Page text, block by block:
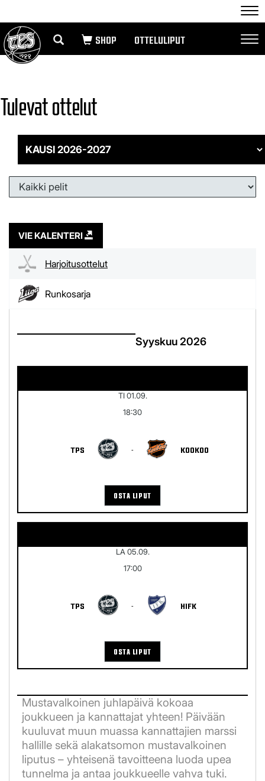
OTTELULIPUT
Tulevat ottelut
VIE KALENTERI
Harjoitusottelut
Runkosarja
Syyskuu 2026
TI 01.09.
18:30
TPS - KOOKOO
OSTA LIPUT
LA 05.09.
17:00
TPS - HIFK
OSTA LIPUT
Mustavalkoinen juhlapäivä kokoaa
joukkueen ja kannattajat yhteen! Päivään
kuuluvat muun muassa kannattajien marssi
hallille sekä alakatsomon mustavalkoinen
liputus – yhteisenä tavoitteena luoda upea
tunnelma ja antaa joukkueelle vahva tuki.